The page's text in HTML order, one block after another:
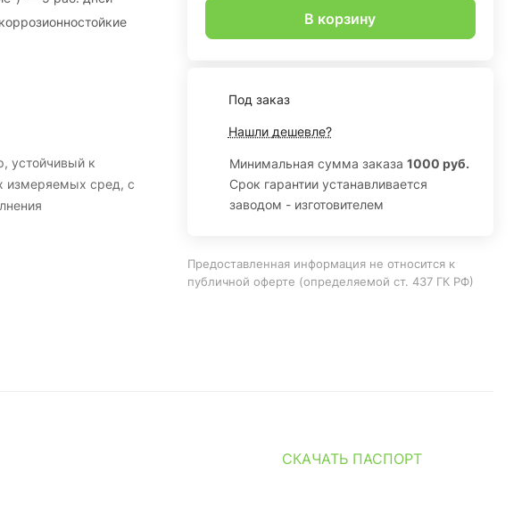
устойчивый к
измеряемых сред, с
В корзину
Под заказ
Нашли дешевле?
Минимальная сумма заказа 1000 руб.
Срок гарантии устанавливается
заводом - изготовителем
Предоставленная информация не относится к
публичной оферте (определяемой ст. 437 ГК РФ)
СКАЧАТЬ ПАСПОРТ